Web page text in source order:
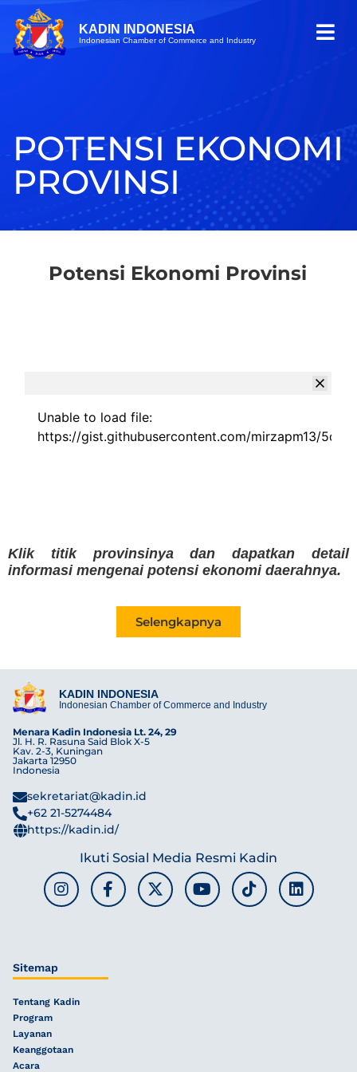
KADIN INDONESIA
Indonesian Chamber of Commerce and Industry
POTENSI EKONOMI
PROVINSI
Potensi Ekonomi Provinsi​
Unable to load file:
https://gist.githubusercontent.com/mirzapm13/
Klik titik provinsinya dan dapatkan detail
informasi mengenai potensi ekonomi daerahnya.
Selengkapnya
KADIN INDONESIA
Indonesian Chamber of Commerce and Industry
Menara Kadin Indonesia Lt. 24, 29
Jl. H. R. Rasuna Said Blok X-5
Kav. 2-3, Kuningan
Jakarta 12950
Indonesia
sekretariat@kadin.id
+62 21-5274484
https://kadin.id/
Ikuti Sosial Media Resmi Kadin
Sitemap
Tentang Kadin
Program
Layanan
Keanggotaan
Acara